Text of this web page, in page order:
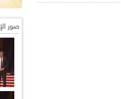
صور